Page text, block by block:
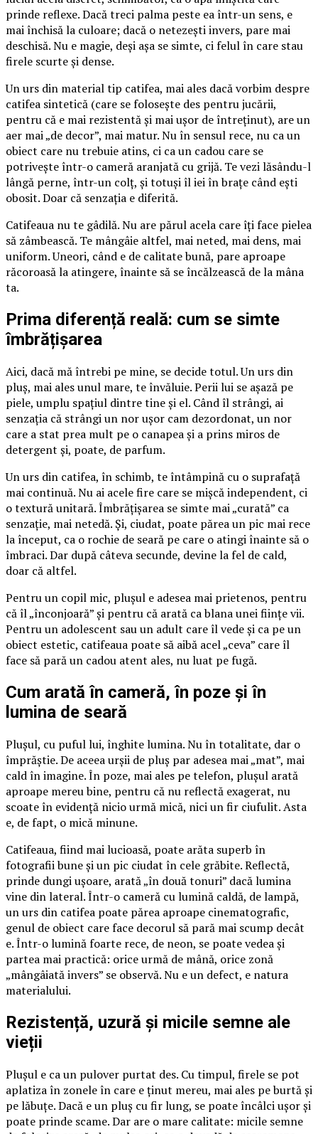
prinde reflexe. Dacă treci palma peste ea într-un sens, e
mai închisă la culoare; dacă o netezești invers, pare mai
deschisă. Nu e magie, deși așa se simte, ci felul în care stau
firele scurte și dense.
Un urs din material tip catifea, mai ales dacă vorbim despre
catifea sintetică (care se folosește des pentru jucării,
pentru că e mai rezistentă și mai ușor de întreținut), are un
aer mai „de decor”, mai matur. Nu în sensul rece, nu ca un
obiect care nu trebuie atins, ci ca un cadou care se
potrivește într-o cameră aranjată cu grijă. Te vezi lăsându-l
lângă perne, într-un colț, și totuși îl iei în brațe când ești
obosit. Doar că senzația e diferită.
Catifeaua nu te gâdilă. Nu are părul acela care îți face pielea
să zâmbească. Te mângâie altfel, mai neted, mai dens, mai
uniform. Uneori, când e de calitate bună, pare aproape
răcoroasă la atingere, înainte să se încălzească de la mâna
ta.
Prima diferență reală: cum se simte
îmbrățișarea
Aici, dacă mă întrebi pe mine, se decide totul. Un urs din
pluș, mai ales unul mare, te învăluie. Perii lui se așază pe
piele, umplu spațiul dintre tine și el. Când îl strângi, ai
senzația că strângi un nor ușor cam dezordonat, un nor
care a stat prea mult pe o canapea și a prins miros de
detergent și, poate, de parfum.
Un urs din catifea, în schimb, te întâmpină cu o suprafață
mai continuă. Nu ai acele fire care se mișcă independent, ci
o textură unitară. Îmbrățișarea se simte mai „curată” ca
senzație, mai netedă. Și, ciudat, poate părea un pic mai rece
la început, ca o rochie de seară pe care o atingi înainte să o
îmbraci. Dar după câteva secunde, devine la fel de cald,
doar că altfel.
Pentru un copil mic, plușul e adesea mai prietenos, pentru
că îl „înconjoară” și pentru că arată ca blana unei ființe vii.
Pentru un adolescent sau un adult care îl vede și ca pe un
obiect estetic, catifeaua poate să aibă acel „ceva” care îl
face să pară un cadou atent ales, nu luat pe fugă.
Cum arată în cameră, în poze și în
lumina de seară
Plușul, cu puful lui, înghite lumina. Nu în totalitate, dar o
împrăștie. De aceea urșii de pluș par adesea mai „mat”, mai
cald în imagine. În poze, mai ales pe telefon, plușul arată
aproape mereu bine, pentru că nu reflectă exagerat, nu
scoate în evidență nicio urmă mică, nici un fir ciufulit. Asta
e, de fapt, o mică minune.
Catifeaua, fiind mai lucioasă, poate arăta superb în
fotografii bune și un pic ciudat în cele grăbite. Reflectă,
prinde dungi ușoare, arată „în două tonuri” dacă lumina
vine din lateral. Într-o cameră cu lumină caldă, de lampă,
un urs din catifea poate părea aproape cinematografic,
genul de obiect care face decorul să pară mai scump decât
e. Într-o lumină foarte rece, de neon, se poate vedea și
partea mai practică: orice urmă de mână, orice zonă
„mângâiată invers” se observă. Nu e un defect, e natura
materialului.
Rezistență, uzură și micile semne ale
vieții
Plușul e ca un pulover purtat des. Cu timpul, firele se pot
aplatiza în zonele în care e ținut mereu, mai ales pe burtă și
pe lăbuțe. Dacă e un pluș cu fir lung, se poate încâlci ușor și
poate prinde scame. Dar are o mare calitate: micile semne